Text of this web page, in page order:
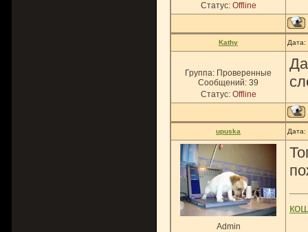
Статус: Offline
Kathy Дата:
Группа: Проверенные
Сообщений: 39
Статус: Offline
upuska Дата:
Admin